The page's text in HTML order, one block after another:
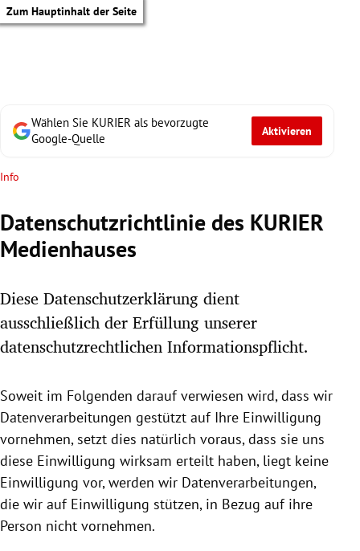
Zum Hauptinhalt der Seite
Untermenü
Untermenü
Untermenü
Untermenü
Untermenü
Wählen Sie KURIER als bevorzugte
Google-Quelle
Aktivieren
Info
Datenschutzrichtlinie des KURIER
Medienhauses
Diese Datenschutzerklärung dient
ausschließlich der Erfüllung unserer
datenschutzrechtlichen Informationspflicht.
Soweit im Folgenden darauf verwiesen wird, dass wir
Datenverarbeitungen gestützt auf Ihre Einwilligung
vornehmen, setzt dies natürlich voraus, dass sie uns
diese Einwilligung wirksam erteilt haben, liegt keine
Einwilligung vor, werden wir Datenverarbeitungen,
die wir auf Einwilligung stützen, in Bezug auf ihre
Person nicht vornehmen.